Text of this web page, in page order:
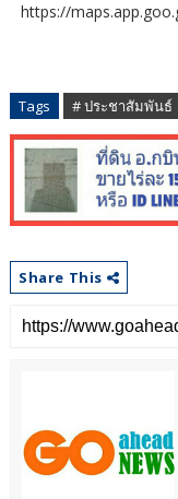
https://
Tags # ประชาสัมพันธ์
Share This